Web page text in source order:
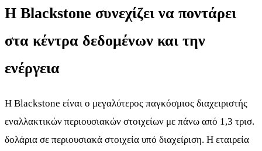
Η Blackstone συνεχίζει να ποντάρει
στα κέντρα δεδομένων και την
ενέργεια
Η Blackstone είναι ο μεγαλύτερος παγκόσμιος διαχειριστής
εναλλακτικών περιουσιακών στοιχείων με πάνω από 1,3 τρισ.
δολάρια σε περιουσιακά στοιχεία υπό διαχείριση. Η εταιρεία